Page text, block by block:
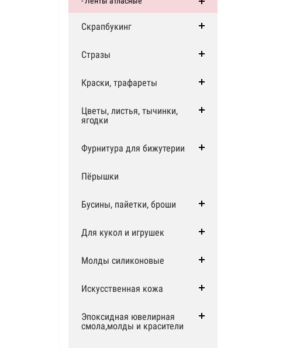
Скрапбукинг
Стразы
Краски, трафареты
Цветы, листья, тычинки,
ягодки
Фурнитура для бижутерии
Пёрышки
Бусины, пайетки, броши
Для кукол и игрушек
Молды силиконовые
Искусственная кожа
Эпоксидная ювелирная
смола,молды и красители